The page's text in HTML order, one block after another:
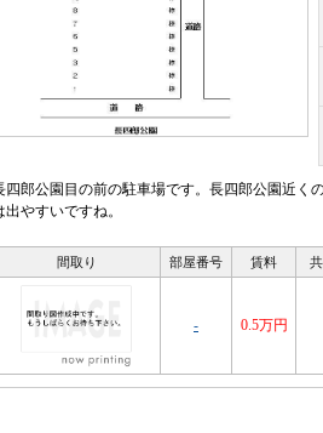
四郎公園目の前の駐車場です。長四郎公園近く
出やすいですね。
間取り 部屋番号 賃料
- 0.5万円